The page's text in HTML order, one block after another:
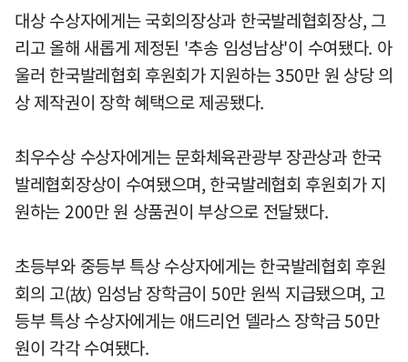
대상 수상자에게는 국회의장상과 한국발레협회장상, 그
리고 올해 새롭게 제정된 '추송 임성남상'이 수여됐다. 아
울러 한국발레협회 후원회가 지원하는 350만 원 상당 의
상 제작권이 장학 혜택으로 제공됐다.
최우수상 수상자에게는 문화체육관광부 장관상과 한국
발레협회장상이 수여됐으며, 한국발레협회 후원회가 지
원하는 200만 원 상품권이 부상으로 전달됐다.
초등부와 중등부 특상 수상자에게는 한국발레협회 후원
회의 고(故) 임성남 장학금이 50만 원씩 지급됐으며, 고
등부 특상 수상자에게는 애드리언 델라스 장학금 50만
원이 각각 수여됐다.